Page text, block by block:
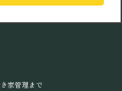
家管理まで